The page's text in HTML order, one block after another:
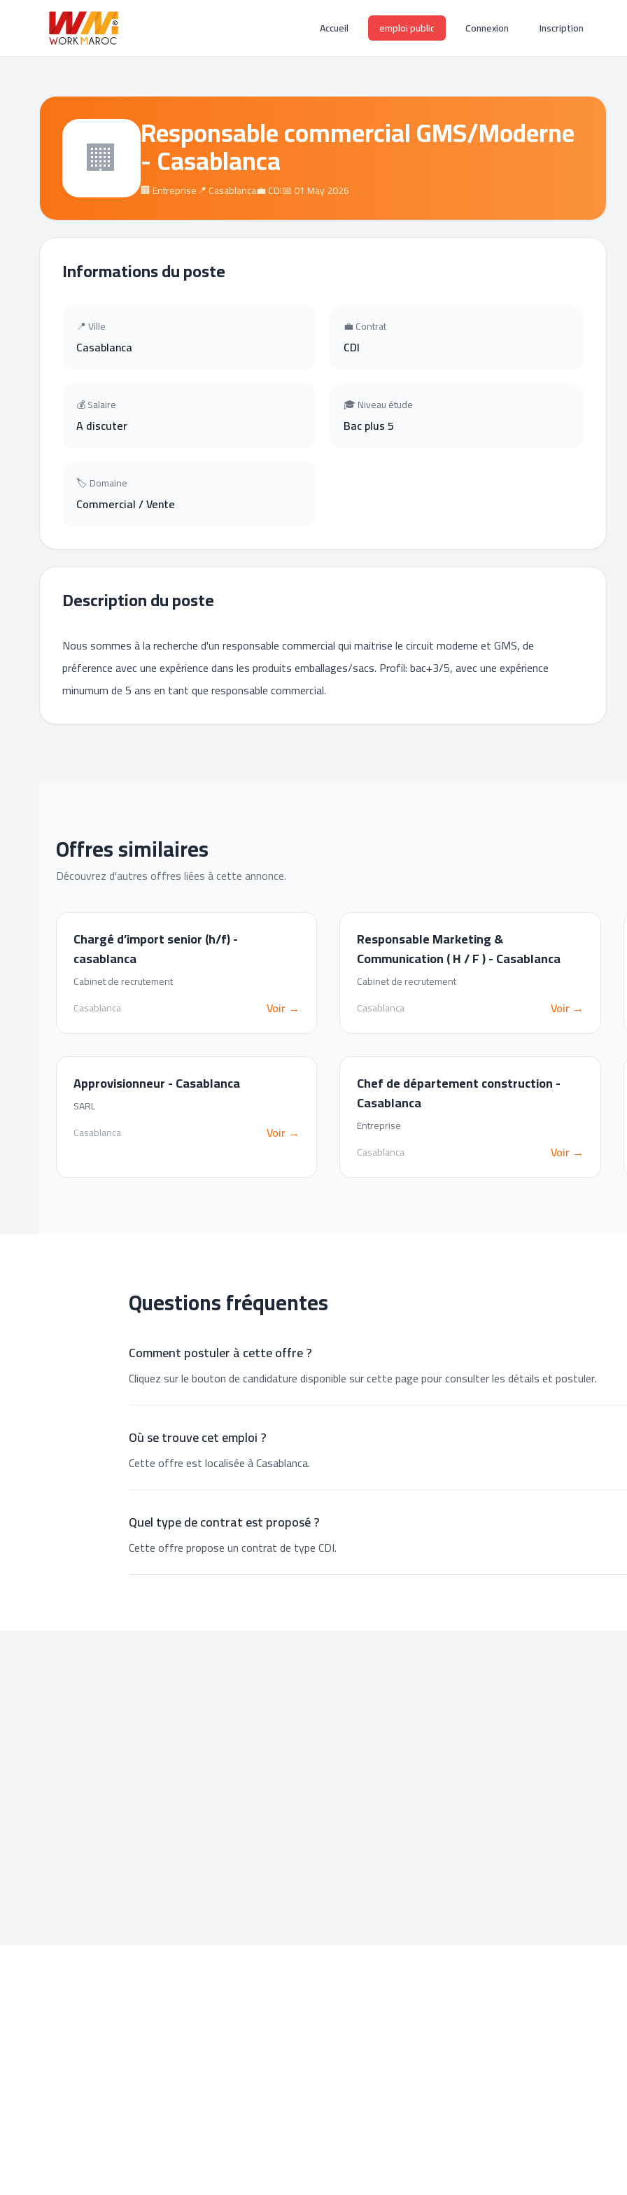
Accueil emploi public Connexion Inscription
🏢 Responsable commercial GMS/Moderne
- Casablanca
🏢 Entreprise📍 Casablanca💼 CDI📅 01 May 2026
Informations du poste
📍 Ville
Casablanca
💼 Contrat
CDI
💰 Salaire
A discuter
🎓 Niveau étude
Bac plus 5
🏷 Domaine
Commercial / Vente
Description du poste
Nous sommes à la recherche d'un responsable commercial qui maitrise le circuit moderne et GMS, de
préference avec une expérience dans les produits emballages/sacs. Profil: bac+3/5, avec une expérience
minumum de 5 ans en tant que responsable commercial.
Offres similaires
Découvrez d'autres offres liées à cette annonce.
Chargé d’import senior (h/f) -
casablanca
Cabinet de recrutement
Casablanca
Voir →
Responsable Marketing &
Communication ( H / F ) - Casablanca
Cabinet de recrutement
Casablanca
Voir →
Approvisionneur - Casablanca
SARL
Casablanca
Voir →
Chef de département construction -
Casablanca
Entreprise
Casablanca
Voir →
Questions fréquentes
Comment postuler à cette offre ?
Cliquez sur le bouton de candidature disponible sur cette page pour consulter les détails et postuler.
Où se trouve cet emploi ?
Cette offre est localisée à Casablanca.
Quel type de contrat est proposé ?
Cette offre propose un contrat de type CDI.